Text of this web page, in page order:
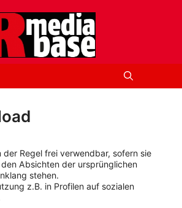
der Regel frei verwendbar, sofern sie
Absichten der ursprünglichen
stehen.
z.B. in Profilen auf sozialen